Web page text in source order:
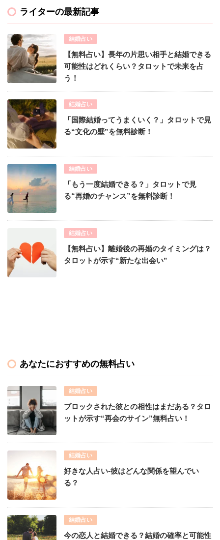
ライターの最新記事
結婚占い
【無料占い】長年の片思い相手と結婚できる
可能性はどれくらい？タロットで未来を占
う！
結婚占い
「国際結婚ってうまくいく？」タロットで見
る“文化の壁”を無料診断！
結婚占い
「もう一度結婚できる？」タロットで見
る“再婚のチャンス”を無料診断！
結婚占い
【無料占い】離婚後の再婚のタイミングは？
タロットが示す“新たな出会い”
あなたにおすすめの無料占い
結婚占い
ブロックされた彼との相性はまだある？タロ
ットが示す“再会のサイン”無料占い！
結婚占い
好きな人占い-彼はどんな関係を望んでい
る？
結婚占い
今の恋人と結婚できる？結婚の確率と可能性